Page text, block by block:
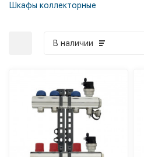
Шкафы коллекторные
В наличии